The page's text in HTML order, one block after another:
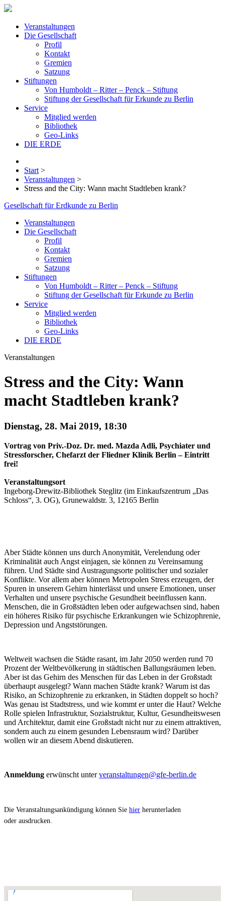
Veranstaltungen
Die Gesellschaft
Profil
Kontakt
Gremien
Satzung
Stiftungen
Von Humboldt – Ritter – Penck – Stiftung
Stiftung der Gesellschaft für Erkunde zu Berlin
Service
Mitglied werden
Bibliothek
Geo-Links
DIE ERDE
Start >
Veranstaltungen >
Stress and the City: Wann macht Stadtleben krank?
Gesellschaft für Erdkunde zu Berlin
Veranstaltungen
Die Gesellschaft
Profil
Kontakt
Gremien
Satzung
Stiftungen
Von Humboldt – Ritter – Penck – Stiftung
Stiftung der Gesellschaft für Erkunde zu Berlin
Service
Mitglied werden
Bibliothek
Geo-Links
DIE ERDE
Veranstaltungen
Stress and the City: Wann
macht Stadtleben krank?
Dienstag, 28. Mai 2019, 18:30
Vortrag von Priv.-Doz. Dr. med. Mazda Adli, Psychiater und
Stressforscher, Chefarzt der Fliedner Klinik Berlin – Eintritt
frei!
Veranstaltungsort
Ingeborg-Drewitz-Bibliothek Steglitz (im Einkaufszentrum „Das
Schloss“, 3. OG), Grunewaldstr. 3, 12165 Berlin
Aber Städte können uns durch Anonymität, Verelendung oder
Kriminalität auch Angst einjagen, sie können zu Vereinsamung
führen. Und Städte sind Austragungsorte politischer und sozialer
Konflikte. Vor allem aber können Metropolen Stress erzeugen, der
Spuren in unserem Gehirn hinterlässt und unsere Emotionen, unser
Verhalten und unsere psychische Gesundheit beeinflussen kann.
Menschen, die in Großstädten leben oder aufgewachsen sind, haben
ein höheres Risiko für psychische Erkrankungen wie Schizophrenie,
Depression und Angststörungen.
Weltweit wachsen die Städte rasant, im Jahr 2050 werden rund 70
Prozent der Weltbevölkerung in städtischen Ballungsräumen leben.
Aber ist das Gehirn des Menschen für das Leben in der Großstadt
überhaupt ausgelegt? Wann machen Städte krank? Warum ist das
Risiko, an Schizophrenie zu erkranken, in Städten doppelt so hoch?
Was genau ist Stadtstress, und wie kommt er unter die Haut? Welche
Rolle spielen Infrastruktur, Sozialstruktur, Kultur, Gesundheitswesen
und Architektur, damit eine Großstadt nicht nur zu einem attraktiven,
sondern auch zu einem gesunden Lebensraum wird? Darüber
wollen wir an diesem Abend diskutieren.
Anmeldung erwünscht unterveranstaltungen@gfe-berlin.de
Die Veranstaltungsankündigung können Sie hier herunterladen
oder ausdrucken.